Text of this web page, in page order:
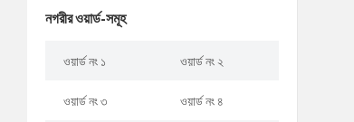
নগরীর ওয়ার্ড-সমূহ
ওয়ার্ড নং ১ ওয়ার্ড নং ২
ওয়ার্ড নং ৩ ওয়ার্ড নং ৪